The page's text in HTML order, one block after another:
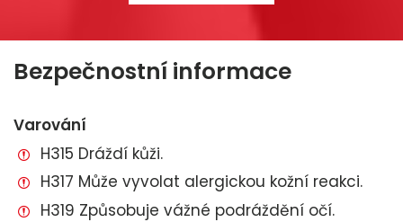
Bezpečnostní informace
Varování
H315 Dráždí kůži.
H317 Může vyvolat alergickou kožní reakci.
H319 Způsobuje vážné podráždění očí.